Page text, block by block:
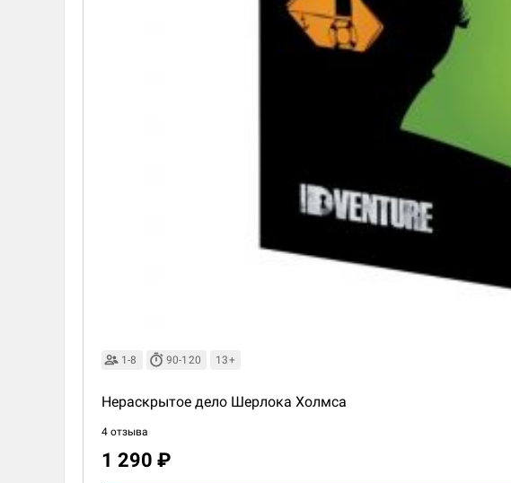
1-8 90-120 13+
Нераскрытое дело Шерлока Холмса
4 отзыва
1 290 ₽